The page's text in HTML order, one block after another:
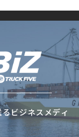
ビジネスメディ